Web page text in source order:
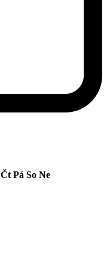
Čt Pá So Ne